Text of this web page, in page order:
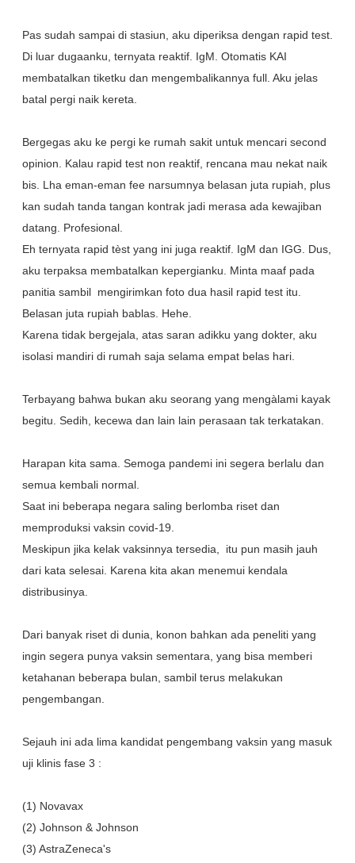
Pas sudah sampai di stasiun, aku diperiksa dengan rapid test.
Di luar dugaanku, ternyata reaktif. IgM. Otomatis KAI
membatalkan tiketku dan mengembalikannya full. Aku jelas
batal pergi naik kereta.
Bergegas aku ke pergi ke rumah sakit untuk mencari second
opinion. Kalau rapid test non reaktif, rencana mau nekat naik
bis. Lha eman-eman fee narsumnya belasan juta rupiah, plus
kan sudah tanda tangan kontrak jadi merasa ada kewajiban
datang. Profesional.
Eh ternyata rapid tèst yang ini juga reaktif. IgM dan IGG. Dus,
aku terpaksa membatalkan kepergianku. Minta maaf pada
panitia sambil mengirimkan foto dua hasil rapid test itu.
Belasan juta rupiah bablas. Hehe.
Karena tidak bergejala, atas saran adikku yang dokter, aku
isolasi mandiri di rumah saja selama empat belas hari.
Terbayang bahwa bukan aku seorang yang mengàlami kayak
begitu. Sedih, kecewa dan lain lain perasaan tak terkatakan.
Harapan kita sama. Semoga pandemi ini segera berlalu dan
semua kembali normal.
Saat ini beberapa negara saling berlomba riset dan
memproduksi vaksin covid-19.
Meskipun jika kelak vaksinnya tersedia, itu pun masih jauh
dari kata selesai. Karena kita akan menemui kendala
distribusinya.
Dari banyak riset di dunia, konon bahkan ada peneliti yang
ingin segera punya vaksin sementara, yang bisa memberi
ketahanan beberapa bulan, sambil terus melakukan
pengembangan.
Sejauh ini ada lima kandidat pengembang vaksin yang masuk
uji klinis fase 3 :
(1) Novavax
(2) Johnson & Johnson
(3) AstraZeneca's